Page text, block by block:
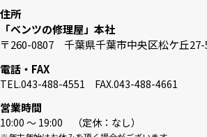
住所
「ベンツの修理屋」本社
〒260-0807 千葉県千葉市中央区松ケ丘27-
電話・FAX
TEL.043-488-4551 FAX.043-488-4661
営業時間
10:00 〜 19:00 （定休：なし）